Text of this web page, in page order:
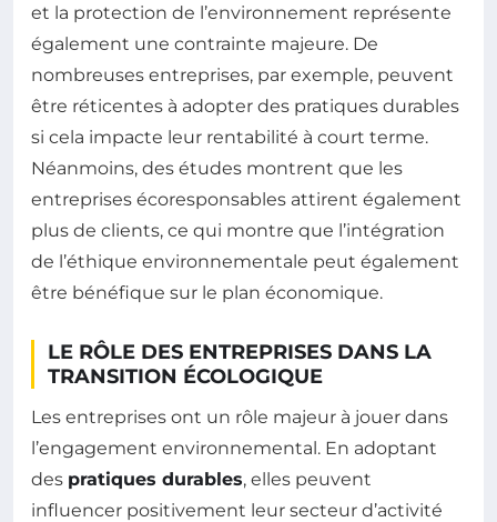
et la protection de l’environnement représente
également une contrainte majeure. De
nombreuses entreprises, par exemple, peuvent
être réticentes à adopter des pratiques durables
si cela impacte leur rentabilité à court terme.
Néanmoins, des études montrent que les
entreprises écoresponsables attirent également
plus de clients, ce qui montre que l’intégration
de l’éthique environnementale peut également
être bénéfique sur le plan économique.
LE RÔLE DES ENTREPRISES DANS LA
TRANSITION ÉCOLOGIQUE
Les entreprises ont un rôle majeur à jouer dans
l’engagement environnemental. En adoptant
des pratiques durables, elles peuvent
influencer positivement leur secteur d’activité